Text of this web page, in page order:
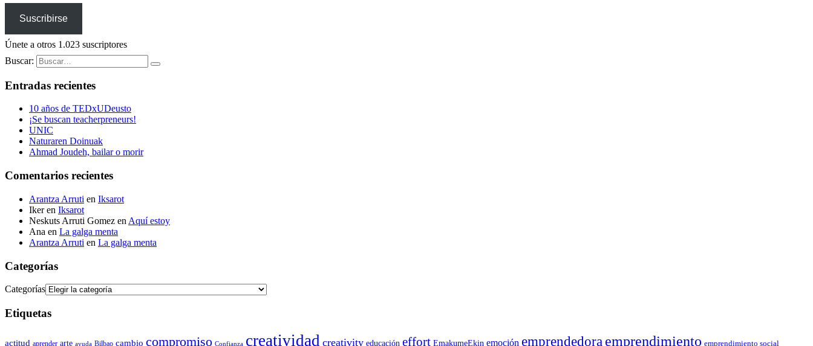
Suscribirse
Únete a otros 1.023 suscriptores
Buscar:
Entradas recientes
10 años de TEDxUDeusto
¡Se buscan teacherpreneurs!
UNIC
Naturaren Doinuak
Ahmad Joudeh, bailar o morir
Comentarios recientes
Arantza Arruti en Iksarot
Ikeren Iksarot
Neskuts Arruti Gomez en Aquí estoy
Ana en La galga menta
Arantza Arruti en La galga menta
Categorías
Categorías
Etiquetas
actitud aprender arte ayuda Bilbao cambio compromiso Confianza creatividad creativity educación effort EmakumeEkin emoción emprendedora emprendimiento emprendimiento social